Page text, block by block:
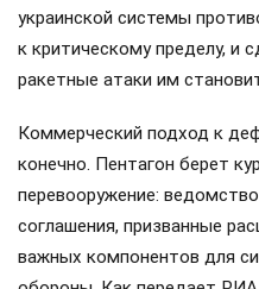
украинской системы
к критическому пределу, и
ракетные атаки им
Коммерческий подход к
конечно. Пентагон берет
перевооружение:
соглашения, призванные
важных компонентов для